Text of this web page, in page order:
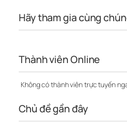
Hãy tham gia cùng
Thành viên Online
Không có thành viên trực tuyến
Chủ đề gần đây